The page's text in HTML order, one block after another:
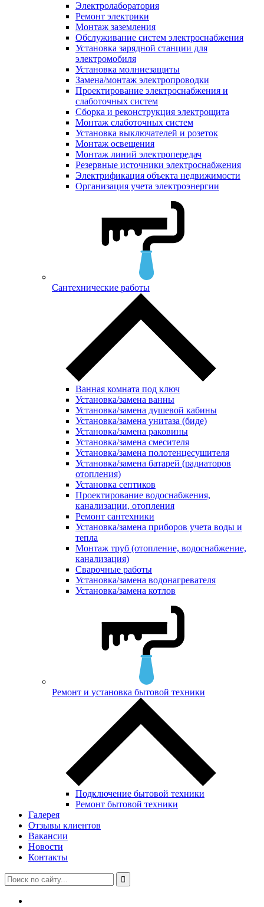
Электролаборатория
Ремонт электрики
Монтаж заземления
Обслуживание систем электроснабжения
Установка зарядной станции для
электромобиля
Установка молниезащиты
Замена/монтаж электропроводки
Проектирование электроснабжения и
слаботочных систем
Сборка и реконструкция электрощита
Монтаж слаботочных систем
Установка выключателей и розеток
Монтаж освещения
Монтаж линий электропередач
Резервные источники электроснабжения
Электрификация объекта недвижимости
Организация учета электроэнергии
Сантехнические работы
Ванная комната под ключ
Установка/замена ванны
Установка/замена душевой кабины
Установка/замена унитаза (биде)
Установка/замена раковины
Установка/замена смесителя
Установка/замена полотенцесушителя
Установка/замена батарей (радиаторов
отопления)
Установка септиков
Проектирование водоснабжения,
канализации, отопления
Ремонт сантехники
Установка/замена приборов учета воды и
тепла
Монтаж труб (отопление, водоснабжение,
канализация)
Сварочные работы
Установка/замена водонагревателя
Установка/замена котлов
Ремонт и установка бытовой техники
Подключение бытовой техники
Ремонт бытовой техники
Галерея
Отзывы клиентов
Вакансии
Новости
Контакты